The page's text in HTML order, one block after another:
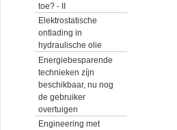
toe? - II
Elektrostatische
ontlading in
hydraulische olie
Energiebesparende
technieken zíjn
beschikbaar, nu nog
de gebruiker
overtuigen
Engineering met